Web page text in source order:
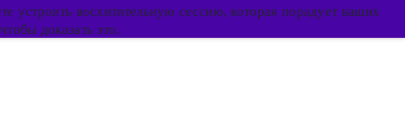
устроить восхитительную сессию, которая порадует ваших
доказать это.